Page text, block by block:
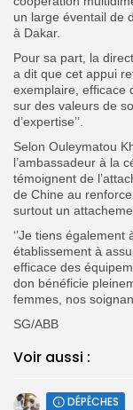
un large éventail de
à Dakar.
Pour sa part, la
a dit que cet appui
exemplaire, efficace
sur des valeurs de
d’expertise’’.
Selon Ouleymatou
l’ambassadeur à la
témoignent de
de Chine au
surtout un
‘’Je tiens
établissement à
efficace des
don bénéficie
femmes, nos
SG/ABB
Voir aussi :
DÉPÊCHES